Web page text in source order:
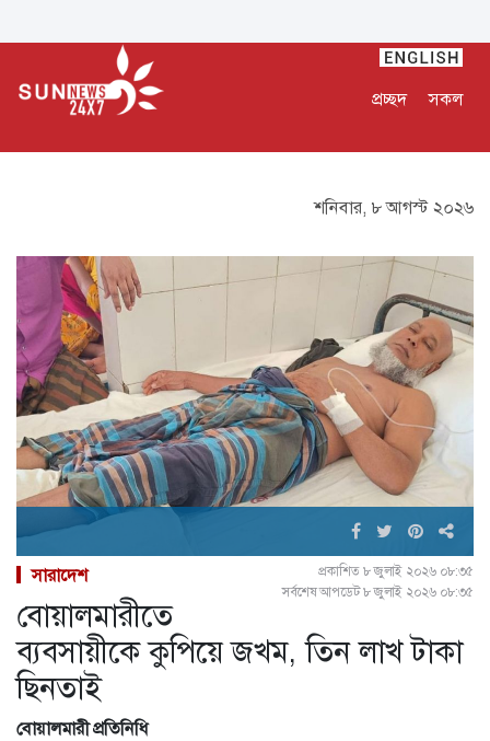
প্রচ্ছদ সকল
শনিবার, ৮ আগস্ট ২০২৬
সারাদেশ
প্রকাশিত ৮ জুলাই ২০২৬ ০৮:৩৫
সর্বশেষ আপডেট ৮ জুলাই ২০২৬ ০৮:৩৫
বোয়ালমারীতে
ব্যবসায়ীকে কুপিয়ে জখম, তিন লাখ টাকা
ছিনতাই
বোয়ালমারী প্রতিনিধি